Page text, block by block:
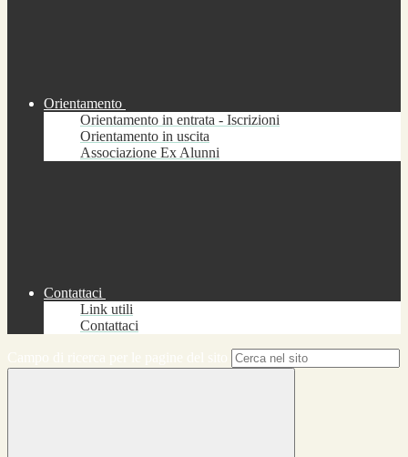
Orientamento
Orientamento in entrata - Iscrizioni
Orientamento in uscita
Associazione Ex Alunni
Contattaci
Link utili
Contattaci